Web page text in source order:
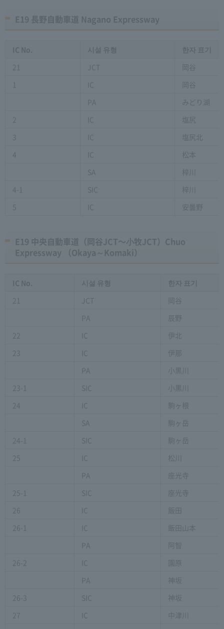
E19 長野自動車道 Nagano Expressway
21
JCT
岡谷
1
IC
岡谷
PA
みどり湖
2
IC
塩尻
3
IC
塩尻北
4
IC
松本
SA
梓川
4-1
SIC
梓川
5
IC 安曇野
E19 中央自動車道（岡谷JCT〜⼩牧JCT）Chuo
Expressway （Okaya～Komaki）
21
JCT
岡谷
PA
辰野
22
IC
伊北
23
IC
伊那
PA
小黒川
23-1
SIC
小黒川
24
IC
駒ヶ根
SA
駒ヶ岳
24-1
SIC
駒ヶ岳
25
IC
松川
PA
座光寺
25-1
SIC
座光寺
26
IC
飯田
26-1
IC
飯田山本
PA
阿智
26-2
IC
園原
PA
神坂
26-3
SIC
神坂
27
IC
中津川